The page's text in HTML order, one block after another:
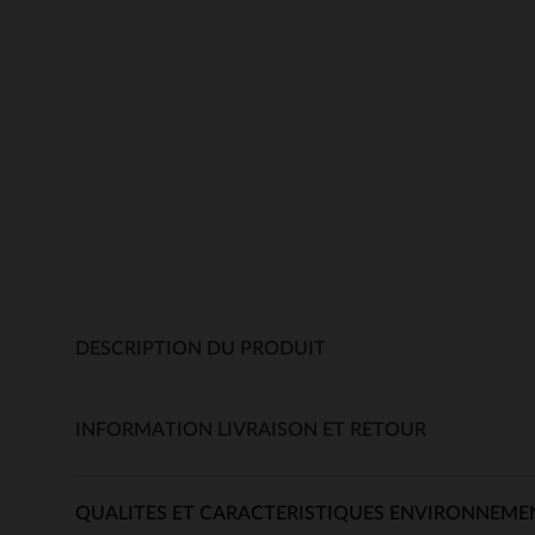
DESCRIPTION DU PRODUIT
INFORMATION LIVRAISON ET RETOUR
QUALITES ET CARACTERISTIQUES